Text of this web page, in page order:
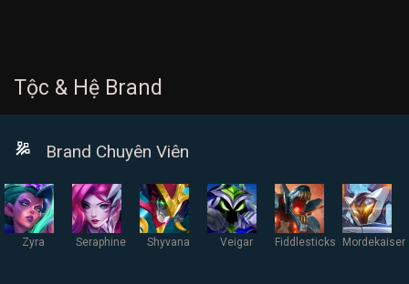
Tộc & Hệ Brand
Brand Chuyên Viên
Zyra Seraphine Shyvana Veigar Fiddlesticks Mordekaiser